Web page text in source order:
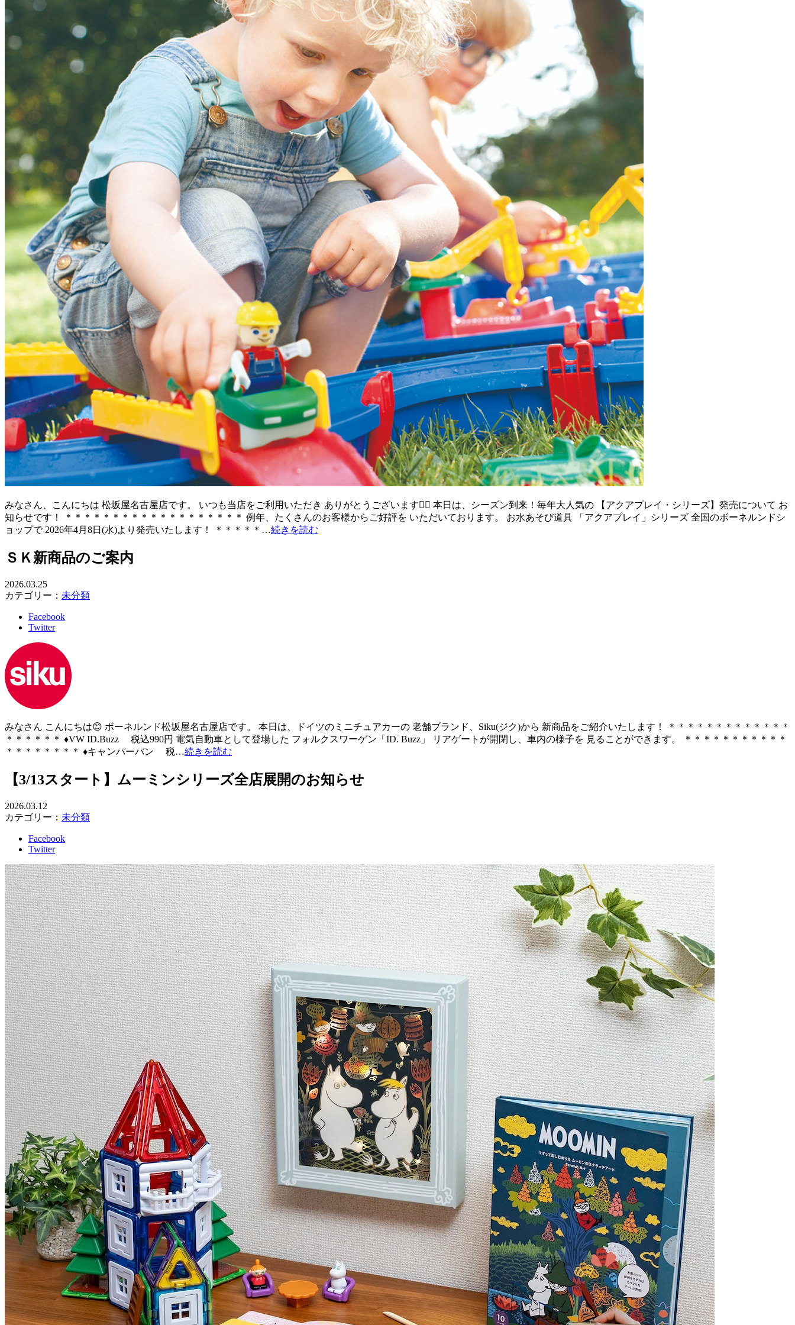
みなさん、こんにちは 松坂屋名古屋店です。 いつも当店をご利用いただき ありがとうございます🙇‍♀️ 本日は、シーズン到来！毎年大人気の 【アクアプレイ・シリーズ】発売について お
知らせです！ ＊＊＊＊＊＊＊＊＊＊＊＊＊＊＊＊＊＊＊ 例年、たくさんのお客様からご好評を いただいております。 お水あそび道具 「アクアプレイ」シリーズ 全国のボーネルンドシ
ョップで 2026年4月8日(水)より発売いたします！ ＊＊＊＊＊…続きを読む
ＳＫ新商品のご案内
2026.03.25
カテゴリー： 未分類
Facebook
Twitter
みなさん こんにちは😊 ボーネルンド松坂屋名古屋店です。 本日は、ドイツのミニチュアカーの 老舗ブランド、Siku(ジク)から 新商品をご紹介いたします！ ＊＊＊＊＊＊＊＊＊＊＊＊＊
＊＊＊＊＊＊ ♦VW ID.Buzz 税込990円 電気自動車として登場した フォルクスワーゲン「ID. Buzz」 リアゲートが開閉し、車内の様子を 見ることができます。 ＊＊＊＊＊＊＊＊＊＊＊
＊＊＊＊＊＊＊＊ ♦キャンパーバン 税…続きを読む
【3/13スタート】ムーミンシリーズ全店展開のお知らせ
2026.03.12
カテゴリー： 未分類
Facebook
Twitter